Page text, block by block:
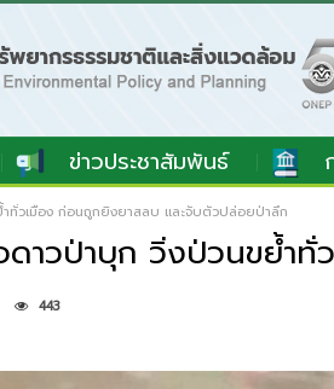
ข่าวประชาสัมพันธ์
ทั่วเมือง ก่อนถูกยิงยาสลบ และจับตัวปล่อยป่าลึก
ดาวป่าบุก วิ่งป่วนขย้ำ
443